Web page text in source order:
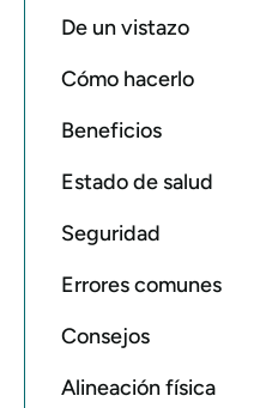
De un vistazo
Cómo hacerlo
Beneficios
Estado de salud
Seguridad
Errores comunes
Consejos
Alineación física